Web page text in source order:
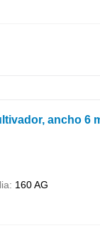
ancho 6
160 AG